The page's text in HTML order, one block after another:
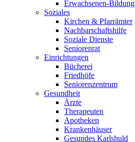
Erwachsenen-Bildung
Soziales
Kirchen & Pfarrämter
Nachbarschaftshilfe
Soziale Dienste
Seniorenrat
Einrichtungen
Bücherei
Friedhöfe
Seniorenzentrum
Gesundheit
Ärzte
Therapeuten
Apotheken
Krankenhäuser
Gesundes Karlshuld